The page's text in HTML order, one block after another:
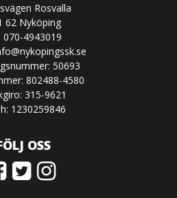
Rosvalla
62 Nyköping
070-4943019
50693
802488-4580
315-9621
1230259846
OSS